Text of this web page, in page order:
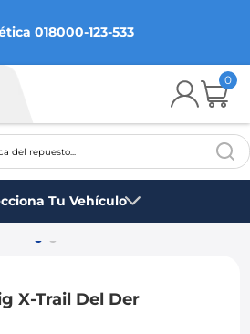
018000-123-533
0
o marca del repuesto...
Tu Vehículo
X-Trail Del Der